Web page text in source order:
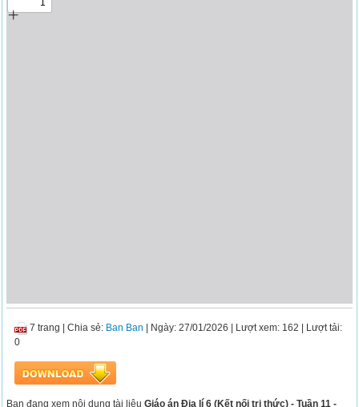
7 trang |Chia sẻ: Ban Ban | Ngày: 27/01/2026 | Lượt xem: 162 | Lượt tải:
0
Bạn đang xem nội dung tài liệuGiáo án Địa lí 6 (Kết nối tri thức) - Tuần 11 -